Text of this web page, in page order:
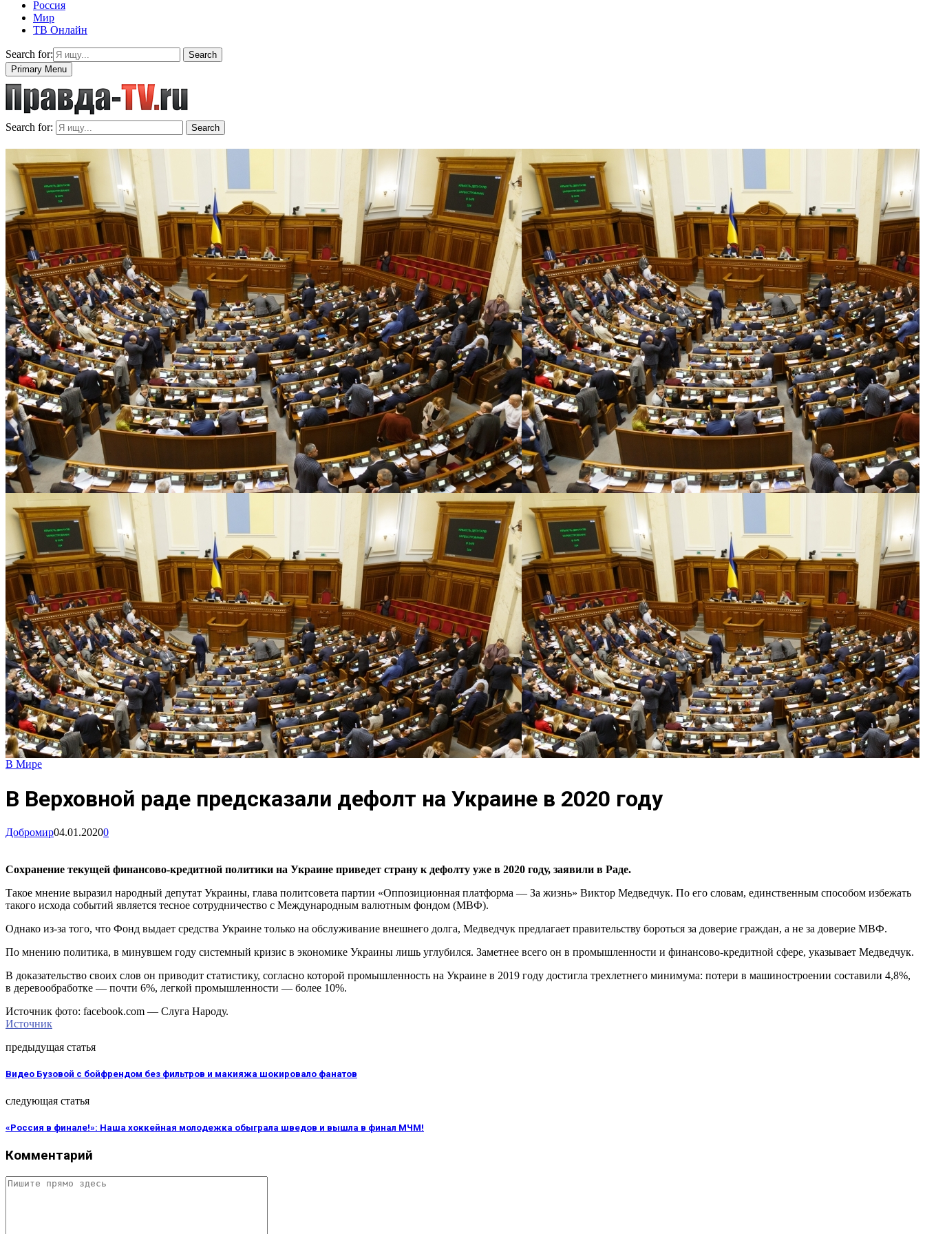
Россия
Мир
ТВ Онлайн
Search for:
Search
Primary Menu
Search for: Search
В Мире
В Верховной раде предсказали дефолт на Украине в 2020 году
Добромир04.01.20200
Сохранение текущей финансово-кредитной политики на Украине приведет страну к дефолту уже в 2020 году, заявили в Раде.
Такое мнение выразил народный депутат Украины, глава политсовета партии «Оппозиционная платформа — За жизнь» Виктор Медведчук. По его словам, единственным способом избежать
такого исхода событий является тесное сотрудничество с Международным валютным фондом (МВФ).
Однако из-за того, что Фонд выдает средства Украине только на обслуживание внешнего долга, Медведчук предлагает правительству бороться за доверие граждан, а не за доверие МВФ.
По мнению политика, в минувшем году системный кризис в экономике Украины лишь углубился. Заметнее всего он в промышленности и финансово-кредитной сфере, указывает Медведчук.
В доказательство своих слов он приводит статистику, согласно которой промышленность на Украине в 2019 году достигла трехлетнего минимума: потери в машиностроении составили 4,8%,
в деревообработке — почти 6%, легкой промышленности — более 10%.
Источник фото: facebook.com — Слуга Народу.
Источник
предыдущая статья
Видео Бузовой с бойфрендом без фильтров и макияжа шокировало фанатов
следующая статья
«Россия в финале!»: Наша хоккейная молодежка обыграла шведов и вышла в финал МЧМ!
Комментарий